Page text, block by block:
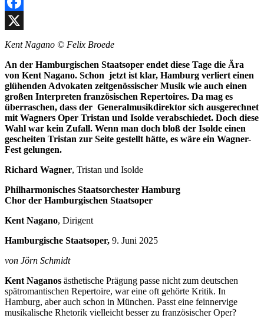
Facebook
X
Kent Nagano © Felix Broede
An der Hamburgischen Staatsoper endet diese Tage die Ära
von Kent Nagano. Schon jetzt ist klar, Hamburg verliert einen
glühenden Advokaten zeitgenössischer Musik wie auch einen
großen Interpreten französischen Repertoires. Da mag es
überraschen, dass der Generalmusikdirektor sich ausgerechnet
mit Wagners Oper Tristan und Isolde verabschiedet. Doch diese
Wahl war kein Zufall. Wenn man doch bloß der Isolde einen
gescheiten Tristan zur Seite gestellt hätte, es wäre ein Wagner-
Fest gelungen.
Richard Wagner, Tristan und Isolde
Philharmonisches Staatsorchester Hamburg
Chor der Hamburgischen Staatsoper
Kent Nagano, Dirigent
Hamburgische Staatsoper, 9. Juni 2025
von Jörn Schmidt
Kent Naganos ästhetische Prägung passe nicht zum deutschen
spätromantischen Repertoire, war eine oft gehörte Kritik. In
Hamburg, aber auch schon in München. Passt eine feinnervige
musikalische Rhetorik vielleicht besser zu französischer Oper?